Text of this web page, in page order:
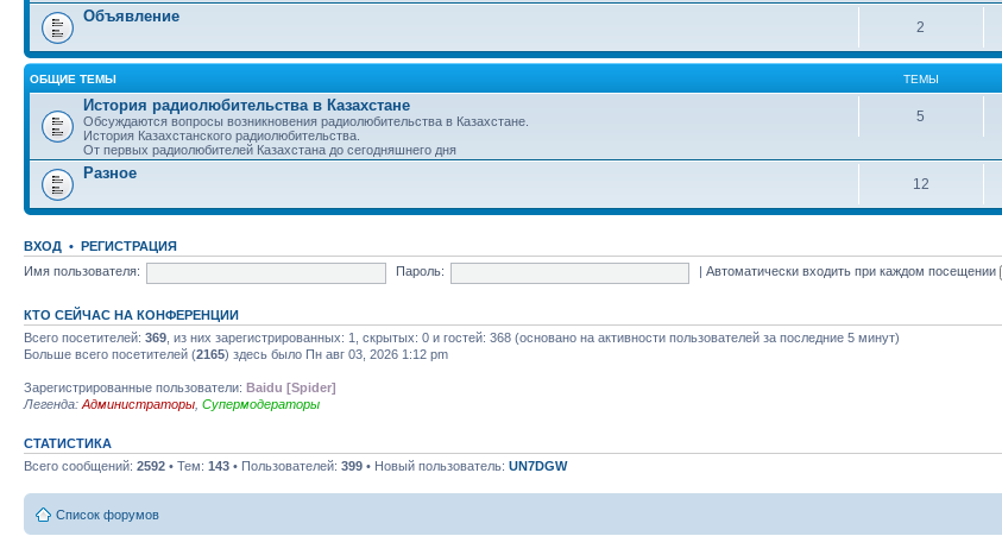
Объявление
2
ОБЩИЕ ТЕМЫ ТЕМЫ
История радиолюбительства в Казахстане
Обсуждаются вопросы возникновения радиолюбительства в Казахстане.
История Казахстанского радиолюбительства.
От первых радиолюбителей Казахстана до сегодняшнего дня
5
Разное
12
ВХОД • РЕГИСТРАЦИЯ
Имя пользователя:
Пароль: |Автоматически входить при каждом посещении
КТО СЕЙЧАС НА КОНФЕРЕНЦИИ
Всего посетителей: 369 , из них зарегистрированных: 1, скрытых: 0 и гостей: 368 (основано на активности пользователей за последние 5 минут)
Больше всего посетителей (2165) здесь было Пн авг 03, 2026 1:12 pm
Зарегистрированные пользователи: Baidu [Spider]
Легенда: Администраторы Супермодераторы
СТАТИСТИКА
Всего сообщений: 2592 • Тем: 143 • Пользователей: 399 • Новый пользователь: UN7DGW
Список форумов